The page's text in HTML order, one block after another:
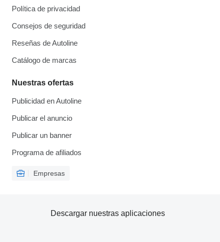
Política de privacidad
Consejos de seguridad
Reseñas de Autoline
Catálogo de marcas
Nuestras ofertas
Publicidad en Autoline
Publicar el anuncio
Publicar un banner
Programa de afiliados
Empresas
Descargar nuestras aplicaciones